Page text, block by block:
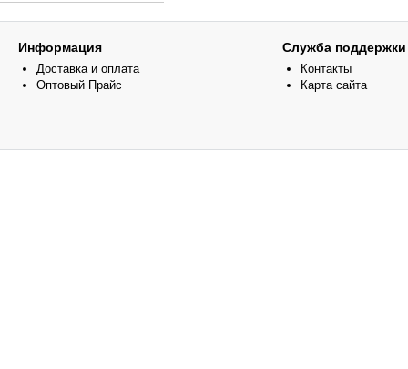
Информация
Доставка и оплата
Оптовый Прайс
Служба поддержки
Контакты
Карта сайта